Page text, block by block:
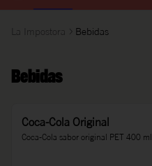
La Impostora Bebidas
Bebidas
Coca-Cola Original
Coca-Cola sabor original PET 400 ml